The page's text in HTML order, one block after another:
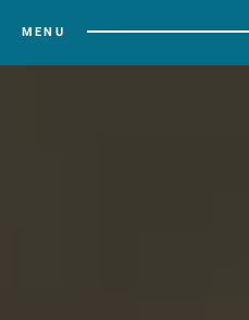
MENU